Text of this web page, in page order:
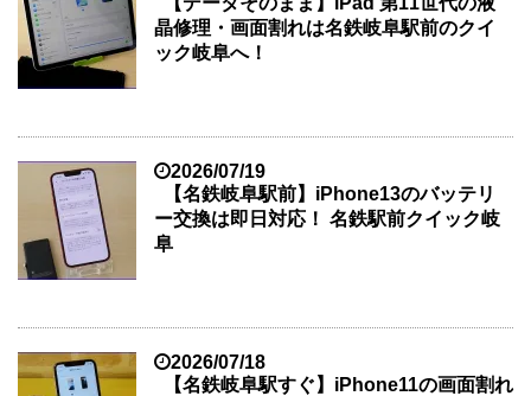
晶修理・画面割れは名鉄岐阜駅前のクイ
ック岐阜へ！
2026/07/19
【名鉄岐阜駅前】iPhone13のバッテリ
ー交換は即日対応！ 名鉄駅前クイック岐
阜
2026/07/18
【名鉄岐阜駅すぐ】iPhone11の画面割れ